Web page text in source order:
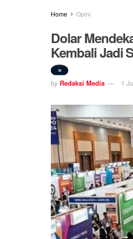
Home Opini
Dolar
Kembali Jadi
by Redaksi Media 1